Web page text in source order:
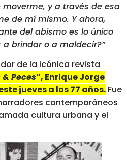
y a través de esa
de mí mismo. Y ahora,
del abismo es lo único
brindar o a maldecir?”
de la icónica revista
Peces“, Enrique Jorge
jueves a los 77 años. Fue
contemporáneos
cultura urbana y el